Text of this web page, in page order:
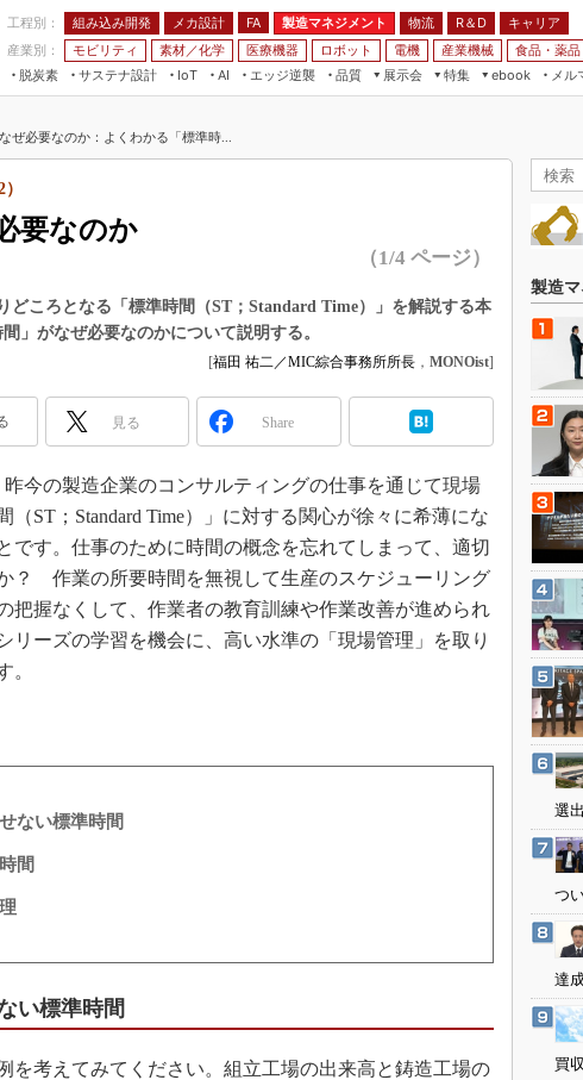
工程別： 組み込み開発 メカ設計 FA 製造マネジメント 物流 R＆D
キャリア
産業別：
モビリティ 素材／化学 医療機器 ロボット 電機 産業機械 食品・薬
脱炭素
サステナ設計
IoT
場
AI
設備保全
エッジ逆襲 品質
展示会
JIMTOF
ジャパンモビリティショー
TECHNO-FRONTIER
スマート工場EXPO
EdgeTech+
日本ものづくりワールド
AUTOMOTIVE WORLD
産業オープンネット展
特集
つながるクルマ
組み込み画像技術
組み込みモデリング
Windows Embedded
車載ソフト開発
無償設計ツール
3Dプリンタ
デジタルツインとCAE
S＆OP
インダストリー4.0
メイドインジャパン
ebook
メル
ぜ必要なのか：よくわかる「標準時...
要なのか
（1/4 ページ）
どころとなる「標準時間（ST；Standard Time）」を解説する本
」がなぜ必要なのかについて説明する。
[福田 祐二／MIC綜合事務所所長 ， MONOist]
見る Share
今の製造企業のコンサルティングの仕事を通じて現場
ST；Standard Time）」に対する関心が徐々に希薄にな
です。仕事のために時間の概念を忘れてしまって、適切
？ 作業の所要時間を無視して生産のスケジューリング
握なくして、作業者の教育訓練や作業改善が進められ
ーズの学習を機会に、高い水準の「現場管理」を取り
。
ない標準時間
間
い標準時間
考えてみてください。組立工場の出来高と鋳造工場の
製造
選出
つ
達
買収